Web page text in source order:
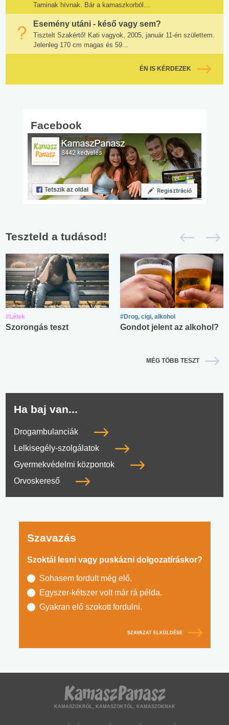
Taminak hívnak. Bár a kamaszkorból...
Esemény utáni - késő vagy sem?
Tisztelt Szakértő! Kati vagyok, 2005, január 11-én születtem.
Jelenleg 170 cm magas és 59...
ÉN IS KÉRDEZEK
Facebook
Teszteld a tudásod!
#Lélek
Szorongás teszt
#Drog, cigi, alkohol
Gondot jelent az alkohol?
MÉG TÖBB TESZT
Ha baj van...
Drogambulanciák
Lelkisegély-szolgálatok
Gyermekvédelmi központok
Orvoskereső
Szavazás
Szoktál lesni vagy puskázni dolgozatíráskor?
Sohasem fordult még elő.
Egyszer-kétszer volt már rá példa.
Gyakran elő szokott fordulni.
SZAVAZAT ELKÜLDÉSE
KAMASZOKRÓL, KAMASZOKTÓL, KAMASZOKNAK